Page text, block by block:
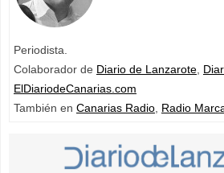
Periodista.
Colaborador de Diario de Lanzarote,
ElDiariodeCanarias.com
También en Canarias Radio, Radio